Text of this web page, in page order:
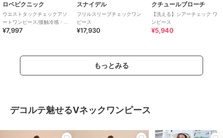
ロペピクニック
ウエストタックチェックアソ
ートワンピース/接触冷感・防
シワ・リンクコーデ
¥7,997
スナイデル
フリルスリーブチェックワン
ピース
¥17,930
クチュールブローチ
【洗える】シアーチェック ワ
ンピース
¥5,940
もっとみる
デコルテ魅せるVネックワンピース